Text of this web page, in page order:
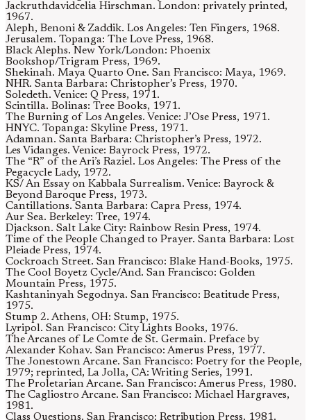
Jackruthdavidcelia Hirschman. London: privately printed,
1967.
Aleph, Benoni & Zaddik. Los Angeles: Ten Fingers, 1968.
Jerusalem. Topanga: The Love Press, 1968.
Black Alephs. New York/London: Phoenix
Bookshop/Trigram Press, 1969.
Shekinah. Maya Quarto One. San Francisco: Maya, 1969.
NHR. Santa Barbara: Christopher’s Press, 1970.
Soledeth. Venice: Q Press, 1971.
Scintilla. Bolinas: Tree Books, 1971.
The Burning of Los Angeles. Venice: J’Ose Press, 1971.
HNYC. Topanga: Skyline Press, 1971.
Adamnan. Santa Barbara: Christopher’s Press, 1972.
Les Vidanges. Venice: Bayrock Press, 1972.
The “R” of the Ari’s Raziel. Los Angeles: The Press of the
Pegacycle Lady, 1972.
KS/ An Essay on Kabbala Surrealism. Venice: Bayrock &
Beyond Baroque Press, 1973.
Cantillations. Santa Barbara: Capra Press, 1974.
Aur Sea. Berkeley: Tree, 1974.
Djackson. Salt Lake City: Rainbow Resin Press, 1974.
Time of the People Changed to Prayer. Santa Barbara: Lost
Pleiade Press, 1974.
Cockroach Street. San Francisco: Blake Hand-Books, 1975.
The Cool Boyetz Cycle/And. San Francisco: Golden
Mountain Press, 1975.
Kashtaninyah Segodnya. San Francisco: Beatitude Press,
1975.
Stump 2. Athens, OH: Stump, 1975.
Lyripol. San Francisco: City Lights Books, 1976.
The Arcanes of Le Comte de St. Germain. Preface by
Alexander Kohav. San Francisco: Amerus Press, 1977.
The Jonestown Arcane. San Francisco: Poetry for the People,
1979; reprinted, La Jolla, CA: Writing Series, 1991.
The Proletarian Arcane. San Francisco: Amerus Press, 1980.
The Cagliostro Arcane. San Francisco: Michael Hargraves,
1981.
Class Questions. San Francisco: Retribution Press, 1981.